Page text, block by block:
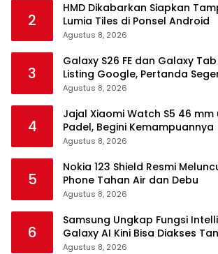
2
HMD Dikabarkan Siapkan
Lumia Tiles di Ponsel Android
Agustus 8, 2026
3
Galaxy S26 FE dan Galaxy
Listing Google, Pertanda
Agustus 8, 2026
4
Jajal Xiaomi Watch S5 46 mm
Padel, Begini Kemampuannya
Agustus 8, 2026
5
Nokia 123 Shield Resmi
Phone Tahan Air dan Debu
Agustus 8, 2026
6
Samsung Ungkap Fungsi
Galaxy AI Kini Bisa Diakses
Agustus 8, 2026